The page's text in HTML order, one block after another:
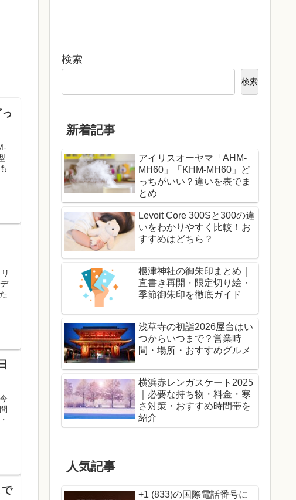
検索
検索
新着記事
アイリスオーヤマ「AHM-
MH60」「KHM-MH60」ど
っちがいい？違いを表でま
とめ
Levoit Core 300Sと300の違
いをわかりやすく比較！お
すすめはどちら？
根津神社の御朱印まとめ｜
直書き再開・限定切り絵・
季節御朱印を徹底ガイド
浅草寺の初詣2026屋台はい
つからいつまで？営業時
間・場所・おすすめグルメ
横浜赤レンガスケート2025
｜必要な持ち物・料金・寒
さ対策・おすすめ時間帯を
紹介
人気記事
+1 (833)の国際電話番号に